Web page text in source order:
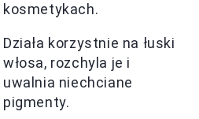
kosmetykach.
Działa korzystnie na łuski
włosa, rozchyla je i
uwalnia niechciane
pigmenty.